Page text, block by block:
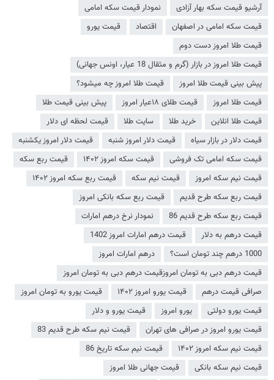
آرشیو قیمت سکه بهار آزادی
نمودار قیمت سکه امامی
قیمت سکه امامی در اصفهان
اقتصاد
قیمت یورو
قیمت طلا امروز دست دوم
قیمت طلا امروز در بازار (گرم و مثقال 18 عیار، اونس جهانی)
پیش بینی قیمت طلا امروز
قیمت طلا امروز چه میشود؟
قیمت طلا امروز
قیمت طلای ۱۸عیار امروز
پیش بینی قیمت طلا
قیمت طلا انلاین
خرید طلا سایت طلا
قیمت لحظه ای دلار
قیمت دلار در بازار سیاه
قیمت دلار امروز شنبه
قیمت دلار امروز یکشنبه
قیمت سکه امامی تک فروشی
قیمت سکه امروز ۱۴۰۲
قیمت ربع سکه
قیمت نیم سکه امروز
قیمت نیم سکه
قیمت ربع سکه امروز ۱۴۰۲
قیمت ربع سکه طرح قدیم
قیمت ربع سکه بانکی امروز
قیمت ربع سکه طرح قدیم 86
نمودار نرخ درهم امارات
قیمت درهم به دلار
قیمت درهم امارات امروز 1402
1000 درهم چند تومان است؟
درهم امارات امروز
قیمت درهم دبی به تومان امروزقیمت درهم دبی به تومان امروز
صرافی قیمت درهم
قیمت یورو امروز ۱۴۰۲
قیمت یورو به تومان امروز
قیمت یورو دولتی
یورو امروز
قیمت یورو و دلار
قیمت یورو امروز در صرافی های تهران
قیمت نیم سکه طرح قدیم 83
قیمت نیم سکه امروز ۱۴۰۲
قیمت نیم سکه تاریخ 86
قیمت نیم سکه بانکی
قیمت جهانی طلا امروز